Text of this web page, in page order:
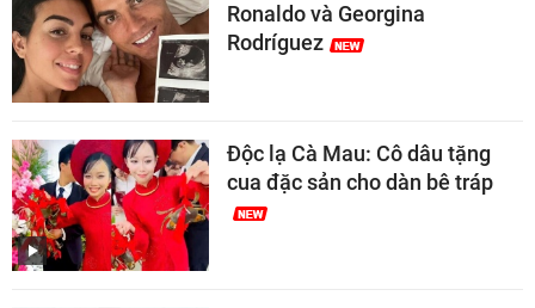
Ronaldo và Georgina
Rodríguez
Độc lạ Cà Mau: Cô dâu tặng
cua đặc sản cho dàn bê tráp